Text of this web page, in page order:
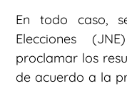
En todo caso,
Elecciones
proclamar los
de acuerdo a la